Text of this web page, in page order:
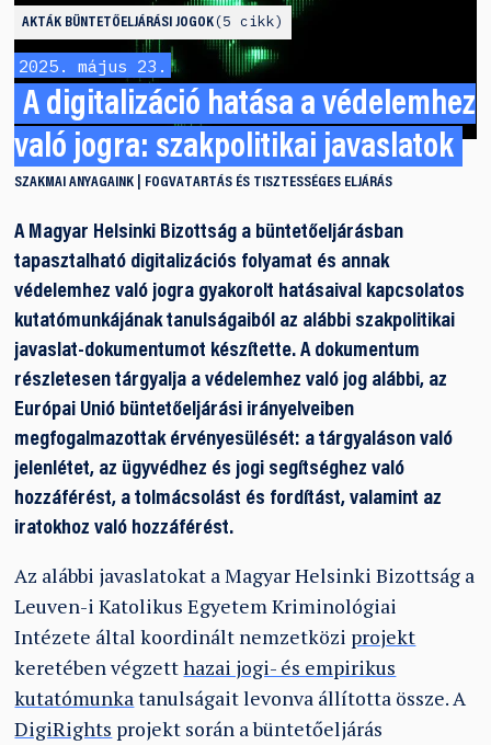
AKTÁK BÜNTETŐELJÁRÁSI JOGOK 5 cikk
2025. május 23.
A digitalizáció hatása a védelemhez
való jogra: szakpolitikai javaslatok
SZAKMAI ANYAGAINK FOGVATARTÁS ÉS TISZTESSÉGES ELJÁRÁS
A Magyar Helsinki Bizottság a büntetőeljárásban
tapasztalható digitalizációs folyamat és annak
védelemhez való jogra gyakorolt hatásaival kapcsolatos
kutatómunkájának tanulságaiból az alábbi szakpolitikai
javaslat-dokumentumot készítette. A dokumentum
részletesen tárgyalja a védelemhez való jog alábbi, az
Európai Unió büntetőeljárási irányelveiben
megfogalmazottak érvényesülését: a tárgyaláson való
jelenlétet, az ügyvédhez és jogi segítséghez való
hozzáférést, a tolmácsolást és fordítást, valamint az
iratokhoz való hozzáférést.
Az alábbi javaslatokat a Magyar Helsinki Bizottság a
Leuven-i Katolikus Egyetem Kriminológiai
Intézete által koordinált nemzetközi projekt
keretében végzetthazai jogi- és empirikus
kutatómunka tanulságait levonva állította össze. A
DigiRights projekt során a büntetőeljárás